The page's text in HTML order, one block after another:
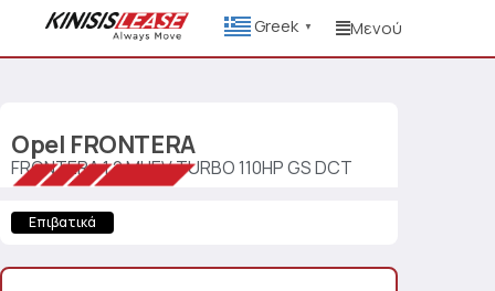
Greek ▼ Μενού
Opel FRONTERA
FRONTERA 1.2 MHEV TURBO 110HP GS DCT
Επιβατικά